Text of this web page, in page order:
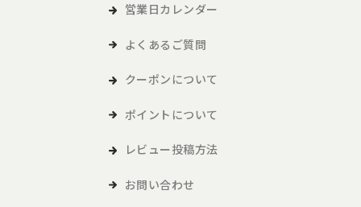
「利用者」とは、本サービスの閲覧または本サービスによる商品
の購入など、本サービスの利用を行う方をいいます。
および各種サービスをいい、販促品を含みます。。
1．利用者は、本規約に同意の上、本規約および当社が別途定める
ご利用ガイドなどに従い、本サービスを利用するものとしま
営業日カレンダー
よくあるご質問
クーポンについて
ポイントについて
レビュー投稿方法
お問い合わせ